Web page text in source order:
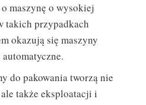
maszynę o wysokiej
takich przypadkach
okazują się maszyny
do pakowania tworzą nie
także eksploatacji i